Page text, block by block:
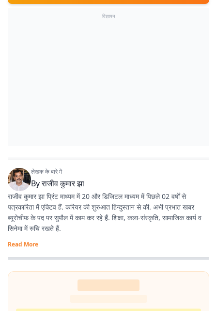
विज्ञापन
लेखक के बारे में
Byराजीव कुमार झा
राजीव कुमार झा प्रिंट माध्यम में 20 और डिजिटल माध्यम में पिछले 02 वर्षों से
पत्रकारिता में एक्टिव हैं. करियर की शुरुआत हिन्दुस्तान से की. अभी प्रभात खबर
ब्यूरोचीफ के पद पर सुपौल में काम कर रहे हैं. शिक्षा, कला-संस्कृति, सामाजिक कार्य व
सिनेमा में रुचि रखते हैं.
Read More